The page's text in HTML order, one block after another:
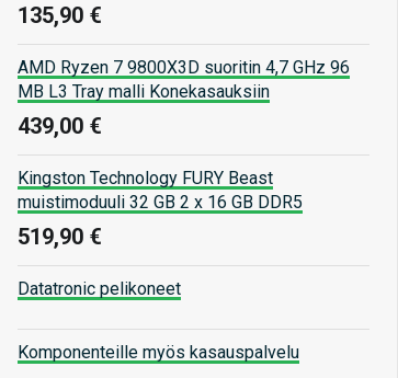
135,90 €
AMD Ryzen 7 9800X3D suoritin 4,7 GHz 96
MB L3 Tray malli Konekasauksiin
439,00 €
Kingston Technology FURY Beast
muistimoduuli 32 GB 2 x 16 GB DDR5
519,90 €
Datatronic pelikoneet
Komponenteille myös kasauspalvelu